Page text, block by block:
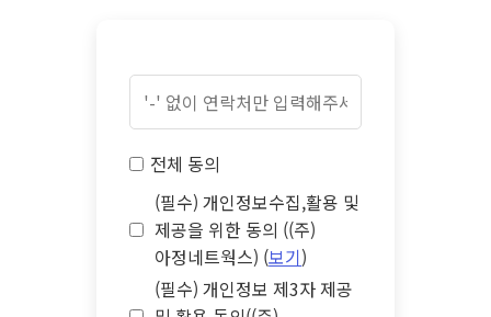
전체 동의
(필수) 개인정보수집,활용 및
제공을 위한 동의 ((주)
아정네트웍스) (보기)
(필수) 개인정보 제3자 제공